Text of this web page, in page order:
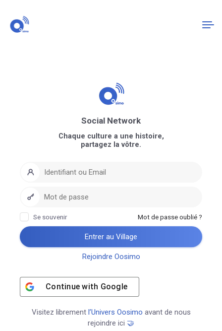
Social Network
Chaque culture a une histoire,
partagez la vôtre.
Se souvenir Mot de passe oublié ?
Entrer au Village
Rejoindre Oosimo
Continue with Google
Visitez librement l’Univers Oosimo avant de nous
rejoindre ici 🤝